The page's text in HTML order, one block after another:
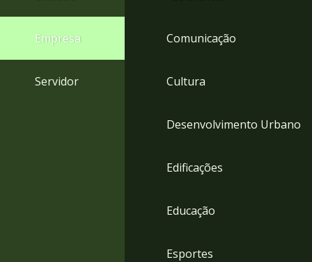
Empresa
Servidor
Comunicação
Cultura
Desenvolvimento Urbano
Edificações
Educação
Esportes